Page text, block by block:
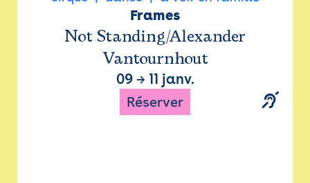
Frames
Not Standing/Alexander
Vantournhout
09→ 11 janv.
Réserver